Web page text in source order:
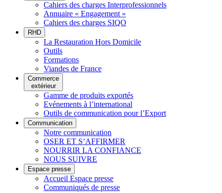
Cahiers des charges Interprofessionnels
Annuaire « Engagement »
Cahiers des charges SIQO
RHD
La Restauration Hors Domicile
Outils
Formations
Viandes de France
Commerce
extérieur
Gamme de produits exportés
Evénements à l’international
Outils de communication pour l’Export
Communication
Notre communication
OSER ET S’AFFIRMER
NOURRIR LA CONFIANCE
NOUS SUIVRE
Espace presse
Accueil Espace presse
Communiqués de presse